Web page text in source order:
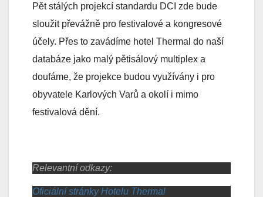
Pět stálých projekcí standardu DCI zde bude
sloužit převážně pro festivalové a kongresové
účely. Přes to zavádíme hotel Thermal do naší
databáze jako malý pětisálový multiplex a
doufáme, že projekce budou využívány i pro
obyvatele Karlových Varů a okolí i mimo
festivalová dění.
Relevantní odkazy:
Oficiální stránky Hotelu Thermal